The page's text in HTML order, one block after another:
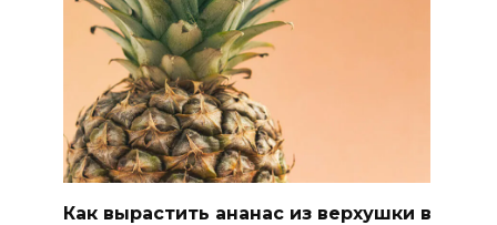
Как вырастить ананас из верхушки в